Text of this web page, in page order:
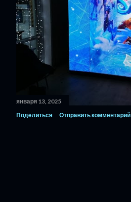
января 13, 2025
Поделиться
Отправить комментарий